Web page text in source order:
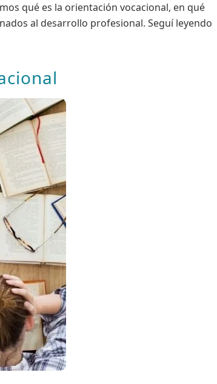
qué es la orientación vocacional, en qué
al desarrollo profesional. Seguí leyendo